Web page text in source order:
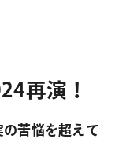
再演！
苦悩を超えて